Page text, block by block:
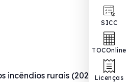
SICC
TOCOnline
Licenças
incêndios rurais (2025) ―